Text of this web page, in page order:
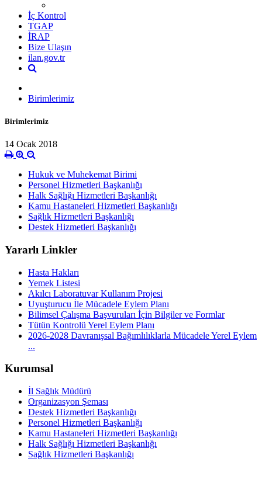
İç Kontrol
TGAP
İRAP
Bize Ulaşın
ilan.gov.tr
Birimlerimiz
Birimlerimiz
14 Ocak 2018
Hukuk ve Muhekemat Birimi
Personel Hizmetleri Başkanlığı
Halk Sağlığı Hizmetleri Başkanlığı
Kamu Hastaneleri Hizmetleri Başkanlığı
Sağlık Hizmetleri Başkanlığı
Destek Hizmetleri Başkanlığı
Yararlı Linkler
Hasta Hakları
Yemek Listesi
Akılcı Laboratuvar Kullanım Projesi
Uyuşturucu İle Mücadele Eylem Planı
Bilimsel Çalışma Başvuruları İçin Bilgiler ve Formlar
Tütün Kontrolü Yerel Eylem Planı
2026-2028 Davranışsal Bağımlılıklarla Mücadele Yerel Eylem
...
Kurumsal
İl Sağlık Müdürü
Organizasyon Şeması
Destek Hizmetleri Başkanlığı
Personel Hizmetleri Başkanlığı
Kamu Hastaneleri Hizmetleri Başkanlığı
Halk Sağlığı Hizmetleri Başkanlığı
Sağlık Hizmetleri Başkanlığı